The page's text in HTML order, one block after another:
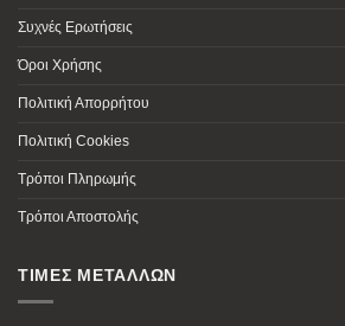
Συχνές Ερωτήσεις
Όροι Χρήσης
Πολιτική Απορρήτου
Πολιτική Cookies
Τρόποι Πληρωμής
Τρόποι Αποστολής
ΤΙΜΕΣ ΜΕΤΑΛΛΩΝ